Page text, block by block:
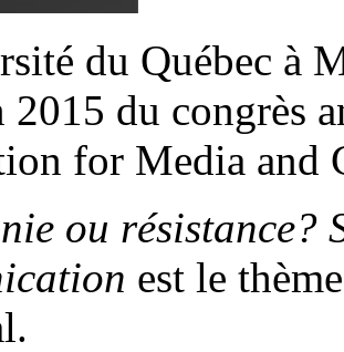
du Québec à
2015 du congrès
for Media and
ou
est le